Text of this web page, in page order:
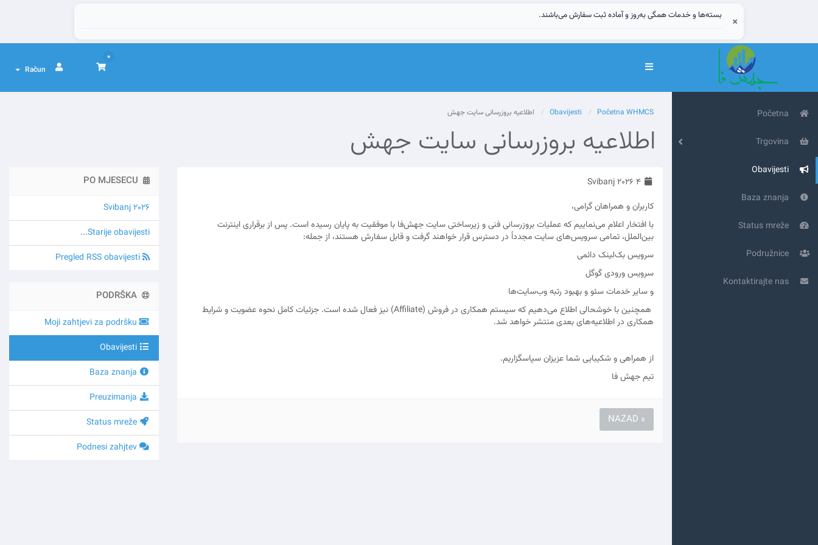
بسته‌ها و خدمات همگی به‌روز و آماده ثبت سفارش می‌باشند. ×
Prebaci
0
Račun
Obavijesti
Status mreže
Podružnice
Kontaktirajte nas
Početna WHMCS
Obavijesti اطلاعیه بروزرسانی سایت جهش‌
اطلاعیه بروزرسانی سایت جهش‌
Svibanj 2026
Starije obavijesti...
4 Svibanj 2026
کاربران و همراهان گرامی،
با افتخار اعلام می‌نماییم که عملیات بروزرسانی فنی و زیرساختی سایت جهش‌فا با موفقیت به پایان رسیده است. پس از برقراری اینترنت
بین‌الملل، تمامی سرویس‌های سایت مجدداً در دسترس قرار خواهند گرفت و قابل سفارش هستند، از جمله:
سرویس بک‌لینک دائمی
سرویس ورودی گوگل
و سایر خدمات سئو و بهبود رتبه وب‌سایت‌ها
همچنین با خوشحالی اطلاع می‌دهیم که سیستم همکاری در فروش (Affiliate) نیز فعال شده است. جزئیات کامل نحوه عضویت و شرایط
همکاری در اطلاعیه‌های بعدی منتشر خواهد شد.
از همراهی و شکیبایی شما عزیزان سپاسگزاریم.
تیم جهش‌ فا
« NAZAD
Moji zahtjevi za podršku
Obavijesti
Status mreže
Podnesi zahjtev